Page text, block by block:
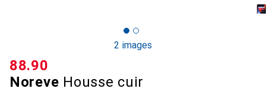
2 images
Noreve Housse cuir
CHF
88.90